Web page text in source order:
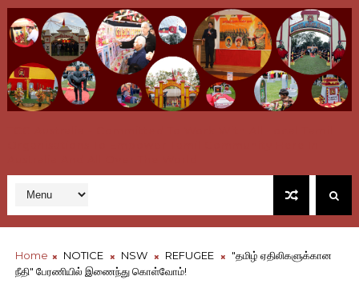
Home NOTICE NSW REFUGEE
"தமிழ் ஏதிலிகளுக்கான
நீதி" பேரணியில் இணைந்து கொள்வோம்!